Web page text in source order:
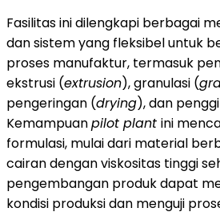
Fasilitas ini dilengkapi berbagai
dan sistem yang fleksibel untuk
proses manufaktur, termasuk
ekstrusi (extrusion), granulasi (
pengeringan (drying), dan
Kemampuanpilot plant ini
formulasi, mulai dari material
cairan dengan viskositas tinggi
pengembangan produk dapat
kondisi produksi dan menguji